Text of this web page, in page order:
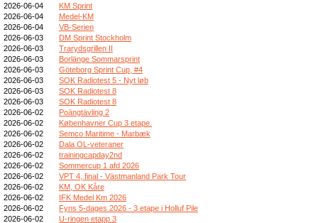
2026-06-04
KM Sprint
2026-06-04
Medel-KM
2026-06-04
VB-Serien
2026-06-03
DM Sprint Stockholm
2026-06-03
Trarydsgrillen II
2026-06-03
Borlänge Sommarsprint
2026-06-03
Göteborg Sprint Cup, #4
2026-06-03
SOK Radiotest 5 - Nyt løb
2026-06-03
SOK Radiotest 8
2026-06-03
SOK Radiotest 8
2026-06-02
Poängtävling 2
2026-06-02
Københavner Cup 3 etape.
2026-06-02
Semco Maritime - Marbæk
2026-06-02
Dala OL-veteraner
2026-06-02
trainingcapday2nd
2026-06-02
Sommercup 1 afd 2026
2026-06-02
VPT 4, final - Västmanland Park Tour
2026-06-02
KM, OK Kåre
2026-06-02
IFK Medel Km 2026
2026-06-02
Fyns 5-dages 2026 - 3 etape i Holluf Pile
2026-06-02
U-ringen etapp 3